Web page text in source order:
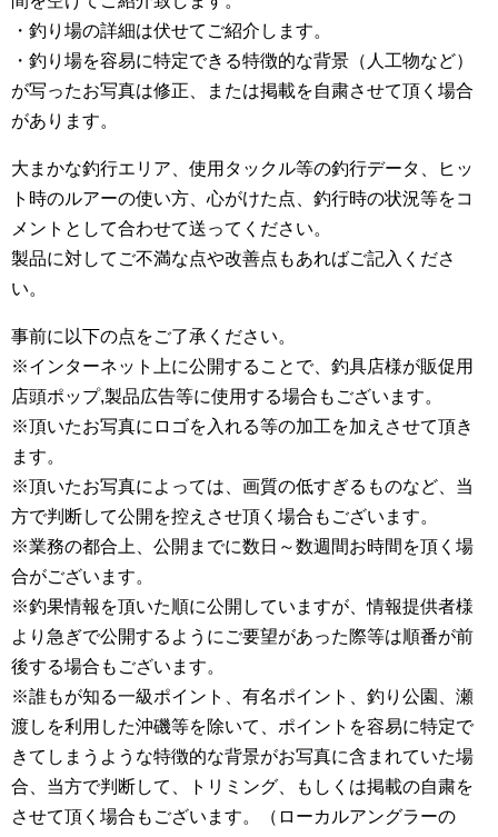
・釣り場の詳細は伏せてご紹介します。
・釣り場を容易に特定できる特徴的な背景（人工物など）
が写ったお写真は修正、または掲載を自粛させて頂く場合
があります。
大まかな釣行エリア、使用タックル等の釣行データ、ヒッ
ト時のルアーの使い方、心がけた点、釣行時の状況等をコ
メントとして合わせて送ってください。
製品に対してご不満な点や改善点もあればご記入くださ
い。
事前に以下の点をご了承ください。
※インターネット上に公開することで、釣具店様が販促用
店頭ポップ,製品広告等に使用する場合もございます。
※頂いたお写真にロゴを入れる等の加工を加えさせて頂き
ます。
※頂いたお写真によっては、画質の低すぎるものなど、当
方で判断して公開を控えさせ頂く場合もございます。
※業務の都合上、公開までに数日～数週間お時間を頂く場
合がございます。
※釣果情報を頂いた順に公開していますが、情報提供者様
より急ぎで公開するようにご要望があった際等は順番が前
後する場合もございます。
※誰もが知る一級ポイント、有名ポイント、釣り公園、瀬
渡しを利用した沖磯等を除いて、ポイントを容易に特定で
きてしまうような特徴的な背景がお写真に含まれていた場
合、当方で判断して、トリミング、もしくは掲載の自粛を
させて頂く場合もございます。（ローカルアングラーの